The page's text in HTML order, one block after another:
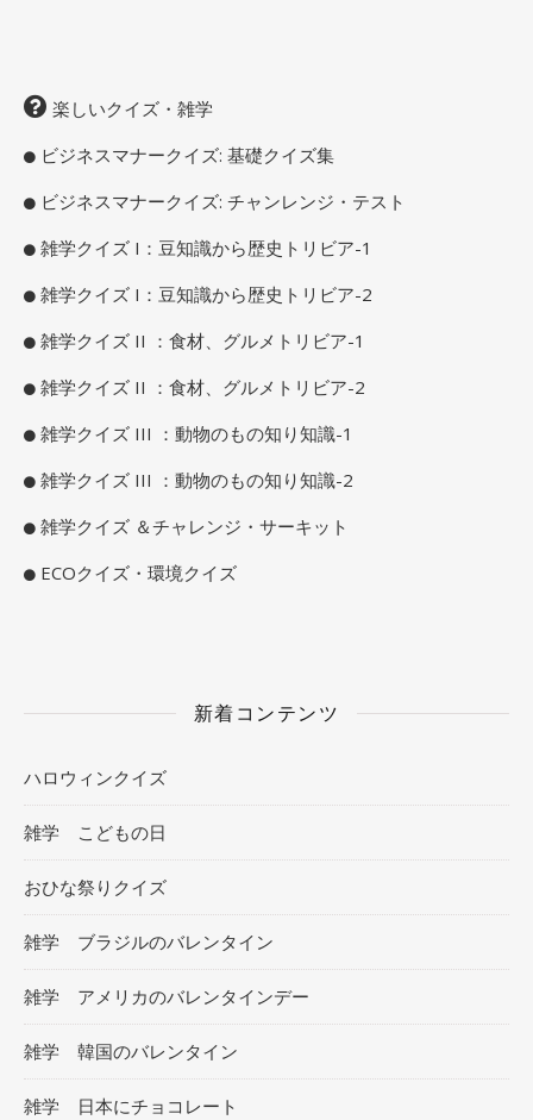
楽しいクイズ・雑学
ビジネスマナークイズ: 基礎クイズ集
ビジネスマナークイズ: チャンレンジ・テスト
雑学クイズ I：豆知識から歴史トリビア-1
雑学クイズ I：豆知識から歴史トリビア-2
雑学クイズ II ：食材、グルメトリビア-1
雑学クイズ II ：食材、グルメトリビア-2
雑学クイズ III ：動物のもの知り知識-1
雑学クイズ III ：動物のもの知り知識-2
雑学クイズ ＆チャレンジ・サーキット
ECOクイズ・環境クイズ
新着コンテンツ
ハロウィンクイズ
雑学 こどもの日
おひな祭りクイズ
雑学 ブラジルのバレンタイン
雑学 アメリカのバレンタインデー
雑学 韓国のバレンタイン
雑学 日本にチョコレート